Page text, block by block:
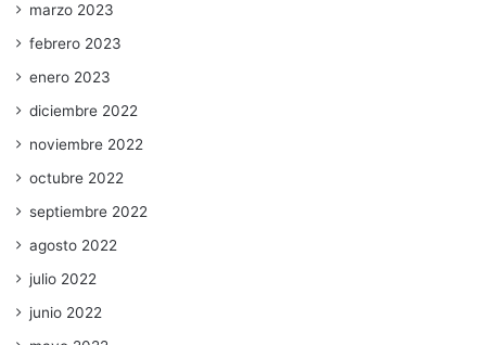
marzo 2023
febrero 2023
enero 2023
diciembre 2022
noviembre 2022
octubre 2022
septiembre 2022
agosto 2022
julio 2022
junio 2022